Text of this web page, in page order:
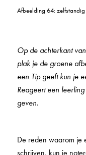
Afbeelding 64:
Op de achterkant
plak je de groene
een Tip geeft kun je
Reageert een
geven.
De reden waarom je